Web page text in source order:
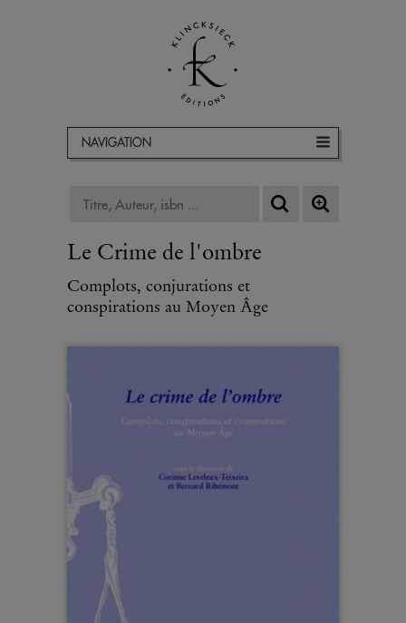
NAVIGATION
Le Crime de l'ombre
Complots, conjurations et
conspirations au Moyen Âge